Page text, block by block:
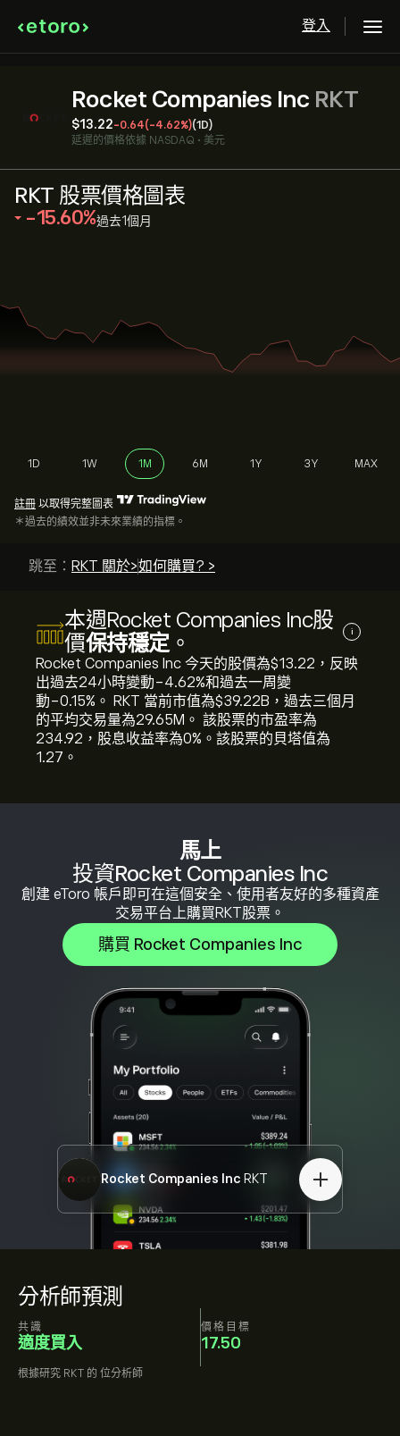
登入
Rocket Companies Inc RKT
‎$‎13.22-0.64(-4.62%)(1D)
延遲的價格依據 NASDAQ • 美元
分析師預測
共識
適度買入
價格目標
17.50
根據研究 RKT 的 位分析師
馬上
投資Rocket Companies Inc
創建 eToro 帳戶即可在這個安全、使用者友好的多種資產
交易平台上購買RKT股票。
購買 Rocket Companies Inc
Rocket Companies Inc RKT
RKT 股票價格圖表
‎-15.60‎ 過去1個月
1D 1W 1M 6M 1Y 3Y MAX
註冊 以取得完整圖表
＊過去的績效並非未來業績的指標。
跳至： RKT 關於>如何購買? >
本週Rocket Companies Inc股
價保持穩定 。 i
Rocket Companies Inc 今天的股價為‎$‎13.22，反映
出過去24小時變動‎-4.62‎%和過去一周變
動‎-0.15‎%。 RKT 當前市值為‎$‎39.22B，過去三個月
的平均交易量為29.65M。 該股票的市盈率為
234.92，股息收益率為0%。該股票的貝塔值為
1.27。